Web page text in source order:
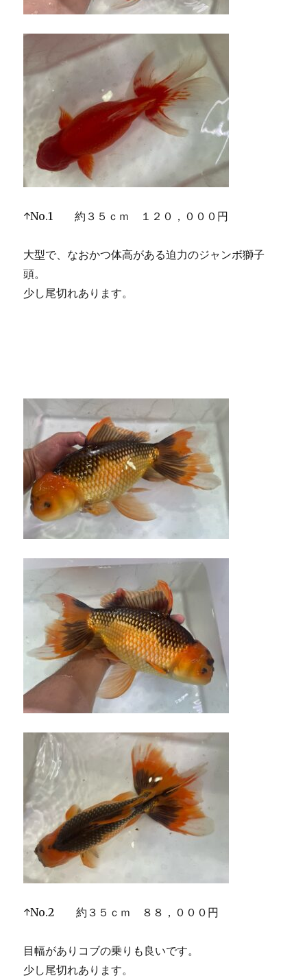
↑No.1 約３５ｃｍ １２０，０００円
大型で、なおかつ体高がある迫力のジャンボ獅子
頭。
少し尾切れあります。
↑No.2 約３５ｃｍ ８８，０００円
目幅がありコブの乗りも良いです。
少し尾切れあります。